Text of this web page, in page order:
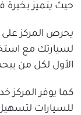
حيث يتميز بخبرة
يحرص المركز على
لسيارتك مع
الأول لكل من
كما يوفر المركز
للسيارات لتسهيل